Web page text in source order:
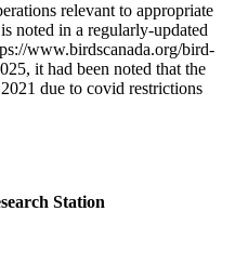
relevant to appropriate
noted in a regularly-updated
www.birdscanada.org/bird-
it had been noted that the
due to covid restrictions
Station